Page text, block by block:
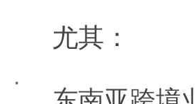
尤其：